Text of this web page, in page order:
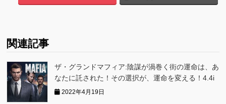
関連記事
ザ・グランドマフィア:陰謀が渦巻く街の運命は、あ
なたに託された！その選択が、運命を変える！4.4i
2022年4月19日